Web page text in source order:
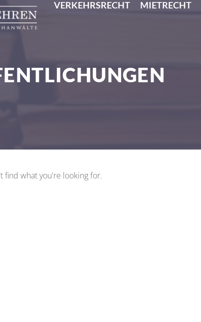
VERKEHRSRECHT MIETRECHT
find what you're looking for.